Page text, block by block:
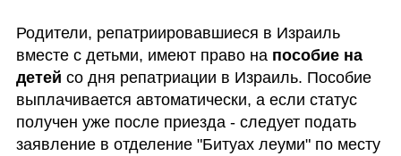
Родители, репатриировавшиеся в Израиль
вместе с детьми, имеют право на пособие на
детей со дня репатриации в Израиль. Пособие
выплачивается автоматически, а если статус
получен уже после приезда - следует подать
заявление в отделение "Битуах леуми" по месту